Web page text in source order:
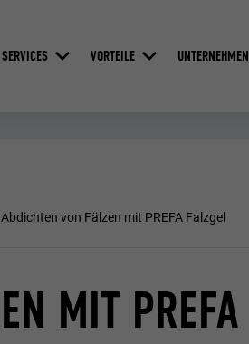
SERVICES VORTEILE UNTERNEHMEN
Abdichten von Fälzen mit PREFA Falzgel
MIT PREFA